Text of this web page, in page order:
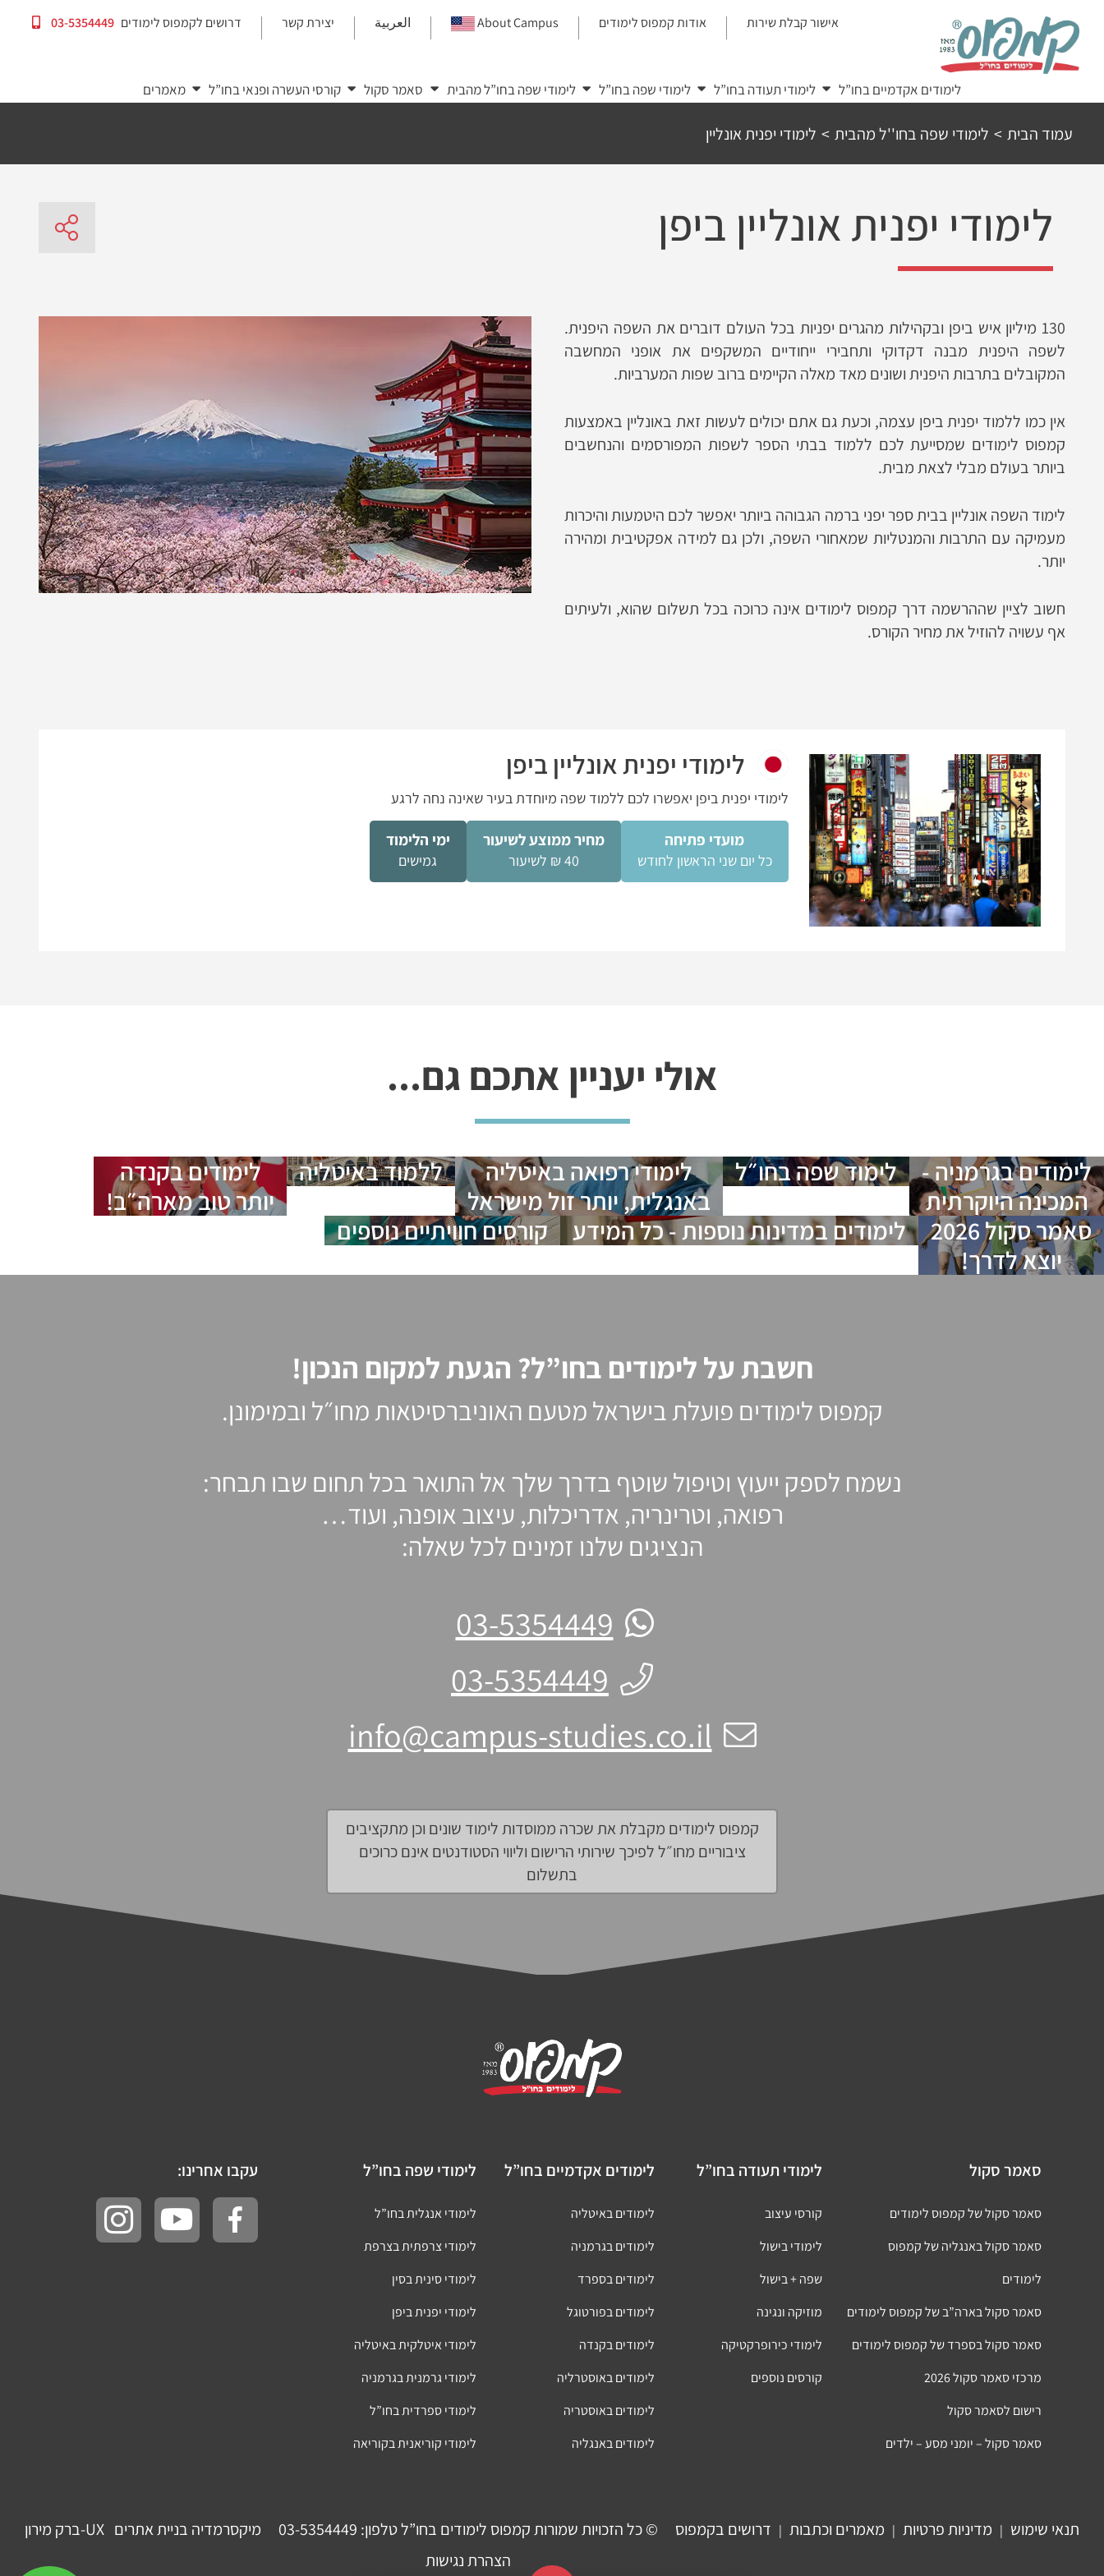
content
03-5354449 דרושים לקמפוס לימודים יצירת קשר العربية About Campus אודות קמפוס לימודים אישור קבלת שירות
לימודים אקדמיים בחו”ל לימודי תעודה בחו”ל לימודי שפה בחו”ל לימודי שפה בחו”ל מהבית סאמר סקול קורסי העשרה ופנאי בחו”ל מאמרים
עמוד הבית > לימודי שפה בחו''ל מהבית > לימודי יפנית אונליין
לימודי יפנית אונליין ביפן
130 מיליון איש ביפן ובקהילות מהגרים יפניות בכל העולם דוברים את השפה היפנית.
לשפה היפנית מבנה דקדוקי ותחבירי ייחודיים המשקפים את אופני המחשבה
המקובלים בתרבות היפנית ושונים מאד מאלה הקיימים ברוב שפות המערביות.
אין כמו ללמוד יפנית ביפן עצמה, וכעת גם אתם יכולים לעשות זאת באונליין באמצעות
קמפוס לימודים שמסייעת לכם ללמוד בבתי הספר לשפות המפורסמים והנחשבים
ביותר בעולם מבלי לצאת מבית.
לימוד השפה אונליין בבית ספר יפני ברמה הגבוהה ביותר יאפשר לכם היטמעות והיכרות
מעמיקה עם התרבות והמנטליות שמאחורי השפה, ולכן גם למידה אפקטיבית ומהירה
יותר.
חשוב לציין שההרשמה דרך קמפוס לימודים אינה כרוכה בכל תשלום שהוא, ולעיתים
אף עשויה להוזיל את מחיר הקורס.
לימודי יפנית אונליין ביפן
לימודי יפנית ביפן יאפשרו לכם ללמוד שפה מיוחדת בעיר שאינה נחה לרגע
ימי הלימוד
גמישים
מחיר ממוצע לשיעור
40 ₪ לשיעור
מועדי פתיחה
כל יום שני הראשון לחודש
אולי יעניין אתכם גם...
לימודים בגרמניה -
המכינה היוקרתית
לימוד שפה בחו״ל
לימודי רפואה באיטליה
באנגלית, יותר זול מישראל
ללמוד באיטליה
לימודים בקנדה
יותר טוב מארה״ב!
סאמר סקול 2026
יוצא לדרך!
לימודים במדינות נוספות - כל המידע קורסים חוויתיים נוספים
חשבת על לימודים בחו”ל? הגעת למקום הנכון!
קמפוס לימודים פועלת בישראל מטעם האוניברסיטאות מחו״ל ובמימונן.
נשמח לספק ייעוץ וטיפול שוטף בדרך שלך אל התואר בכל תחום שבו תבחר:
רפואה, וטרינריה, אדריכלות, עיצוב אופנה, ועוד…
הנציגים שלנו זמינים לכל שאלה:
03-5354449
03-5354449
info@campus-studies.co.il
קמפוס לימודים מקבלת את שכרה ממוסדות לימוד שונים וכן מתקציבים
ציבוריים מחו״ל לפיכך שירותי הרישום וליווי הסטודנטים אינם כרוכים
בתשלום
עקבו אחרינו: לימודי שפה בחו”ל
לימודי אנגלית בחו”ל
לימודי צרפתית בצרפת
לימודי סינית בסין
לימודי יפנית ביפן
לימודי איטלקית באיטליה
לימודי גרמנית בגרמניה
לימודי ספרדית בחו”ל
לימודי קוריאנית בקוריאה
לימודים אקדמיים בחו”ל
לימודים באיטליה
לימודים בגרמניה
לימודים בספרד
לימודים בפורטוגל
לימודים בקנדה
לימודים באוסטרליה
לימודים באוסטריה
לימודים באנגליה
לימודי תעודה בחו”ל
קורסי עיצוב
לימודי בישול
שפה + בישול
מוזיקה ונגינה
לימודי כירופרקטיקה
קורסים נוספים
סאמר סקול
סאמר סקול של קמפוס לימודים
סאמר סקול באנגליה של קמפוס
לימודים
סאמר סקול בארה”ב של קמפוס לימודים
סאמר סקול בספרד של קמפוס לימודים
מרכזי סאמר סקול 2026
רישום לסאמר סקול
סאמר סקול – יומני מסע – ילדים
מיקסרמדיה בניית אתרים UX-ברק מירון © כל הזכויות שמורות קמפוס לימודים בחו”ל טלפון: 03-5354449
הצהרת נגישות
תנאי שימוש | מדיניות פרטיות | מאמרים וכתבות | דרושים בקמפוס